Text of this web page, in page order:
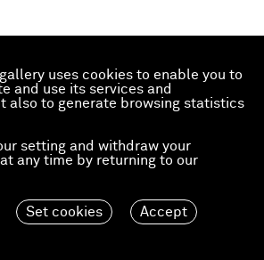
gallery uses cookies to enable you to
and use its services and
also to generate browsing statistics
setting and withdraw your
any time by returning to our
Set cookies Accept